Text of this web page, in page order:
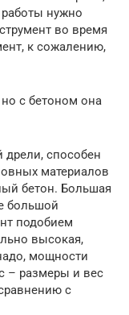
нужно
во время
к сожалению,
с бетоном она
дрели, способен
материалов
бетон. Большая
большой
подобием
высокая,
мощности
– размеры и вес
с